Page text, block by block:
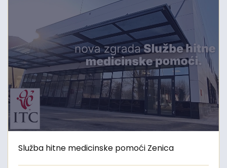
Služba hitne medicinske pomoći Zenica